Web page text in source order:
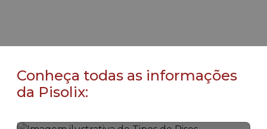
Conheça todas as informações
da Pisolix: